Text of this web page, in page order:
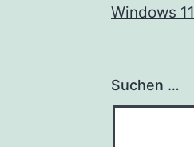
Windows 11
Suchen …